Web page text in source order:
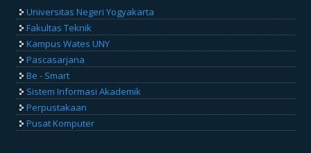
Universitas Negeri Yogyakarta
Fakultas Teknik
Kampus Wates UNY
Pascasarjana
Be - Smart
Sistem Informasi Akademik
Perpustakaan
Pusat Komputer